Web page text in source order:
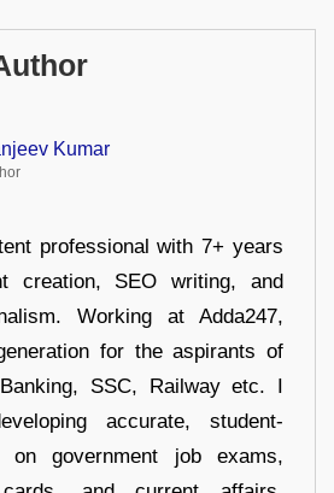
Kumar
professional with 7+ years
creation, SEO writing, and
Working at Adda247,
for the aspirants of
SSC, Railway etc. I
accurate, student-
on government job exams,